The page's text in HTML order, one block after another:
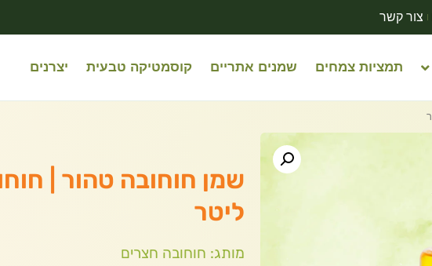
צור קשר
תמציות צמחים שמנים אתריים קוסמטיקה טבעית יצרנים
ליטר
מותג: חוחובה חצרים